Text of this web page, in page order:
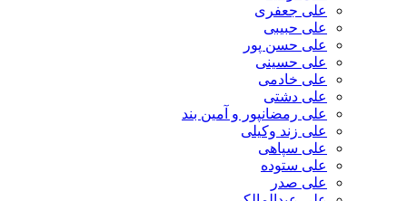
علی جعفری
علی حبیبی
علی حسن پور
علی حسینی
علی خادمی
علی دشتی
علی رمضانپور و آمین بند
علی زند وکیلی
علی سپاهی
علی ستوده
علی صدر